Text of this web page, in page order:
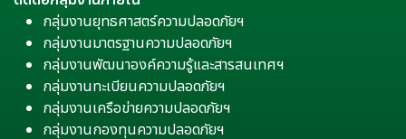
กลุ่มงานยุทธศาสตร์ความปลอดภัยฯ
กลุ่มงานมาตรฐานความปลอดภัยฯ
กลุ่มงานพัฒนาองค์ความรู้และสารสนเทศฯ
กลุ่มงานทะเบียนความปลอดภัยฯ
กลุ่มงานเครือข่ายความปลอดภัยฯ
กลุ่มงานกองทุนความปลอดภัยฯ